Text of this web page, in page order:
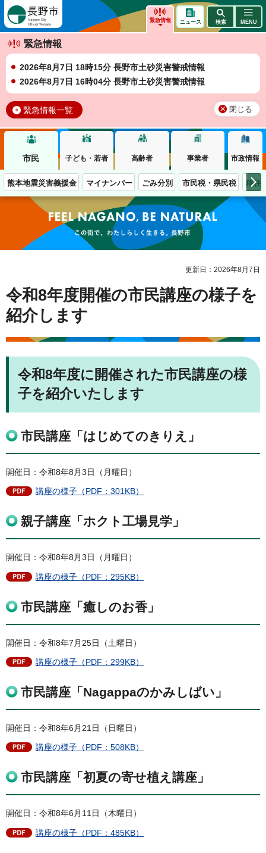
緊急情報
緊急情報
2026年8月7日 18時15分 長野市土砂災害警戒情報
2026年8月7日 16時04分 長野市土砂災害警戒情報
緊急情報一覧 閉じる
ニュース 検索 MENU
市民 子ども・若者 高齢者 事業者 市政情報
熊本地震災害義援金 マイナンバー ごみ分別 市民税・県民税 移住
この街で、わたしらしく生きる。長野市
更新日：2026年8月7日
令和8年度開催の市民講座の様子を
紹介します
令和8年度に開催された市民講座の様
子を紹介いたします
市民講座「はじめてのきりえ」
開催日：令和8年8月3日（月曜日）
講座の様子（PDF：301KB）
親子講座「ホクト工場見学」
開催日：令和8年8月3日（月曜日）
講座の様子（PDF：295KB）
市民講座「癒しのお香」
開催日：令和8年7月25日（土曜日）
講座の様子（PDF：299KB）
市民講座「Nagappaのかみしばい」
開催日：令和8年6月21日（日曜日）
講座の様子（PDF：508KB）
市民講座「初夏の寄せ植え講座」
開催日：令和8年6月11日（木曜日）
講座の様子（PDF：485KB）